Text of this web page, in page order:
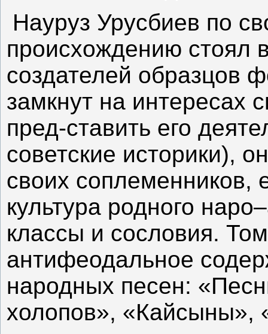
Науруз Урусбиев по
происхождению стоял
создателей образцов
замкнут на интересах
пред-ставить его
советские историки),
своих соплеменников,
культура родного
классы и сословия.
антифеодальное
народных песен:
холопов», «Кайсыны»,